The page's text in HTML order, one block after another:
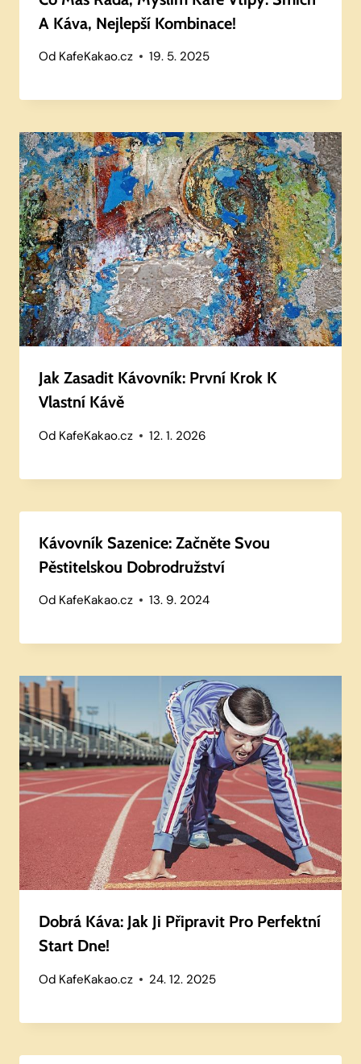
A Káva, Nejlepší Kombinace!
Od KafeKakao.cz 19. 5. 2025
Jak Zasadit Kávovník: První Krok K
Vlastní Kávě
Od KafeKakao.cz 12. 1. 2026
Kávovník Sazenice: Začněte Svou
Pěstitelskou Dobrodružství
Od KafeKakao.cz 13. 9. 2024
Dobrá Káva: Jak Ji Připravit Pro Perfektní
Start Dne!
Od KafeKakao.cz 24. 12. 2025